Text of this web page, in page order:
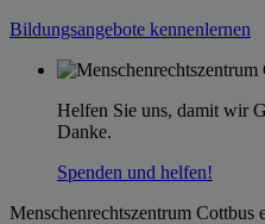
Bildungsangebote kennenlernen
Helfen Sie uns, damit wir
Danke.
Spenden und helfen!
Menschenrechtszentrum Cottbus